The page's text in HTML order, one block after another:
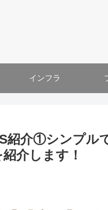
インフラ
紹介①シンプル
介します！